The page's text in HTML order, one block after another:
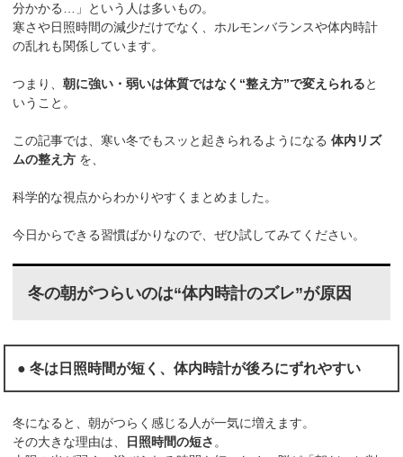
分かかる…」という人は多いもの。
寒さや日照時間の減少だけでなく、ホルモンバランスや体内時計
の乱れも関係しています。
つまり、朝に強い・弱いは体質ではなく“整え方”で変えられると
いうこと。
この記事では、寒い冬でもスッと起きられるようになる体内リズ
ムの整え方 を、
科学的な視点からわかりやすくまとめました。
今日からできる習慣ばかりなので、ぜひ試してみてください。
冬の朝がつらいのは“体内時計のズレ”が原因
● 冬は日照時間が短く、体内時計が後ろにずれやすい
冬になると、朝がつらく感じる人が一気に増えます。
その大きな理由は、
日照時間の短さ。